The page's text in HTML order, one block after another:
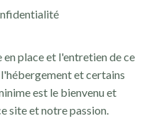
en place et l'entretien de ce
et certains
est le bienvenu et
site et notre passion.